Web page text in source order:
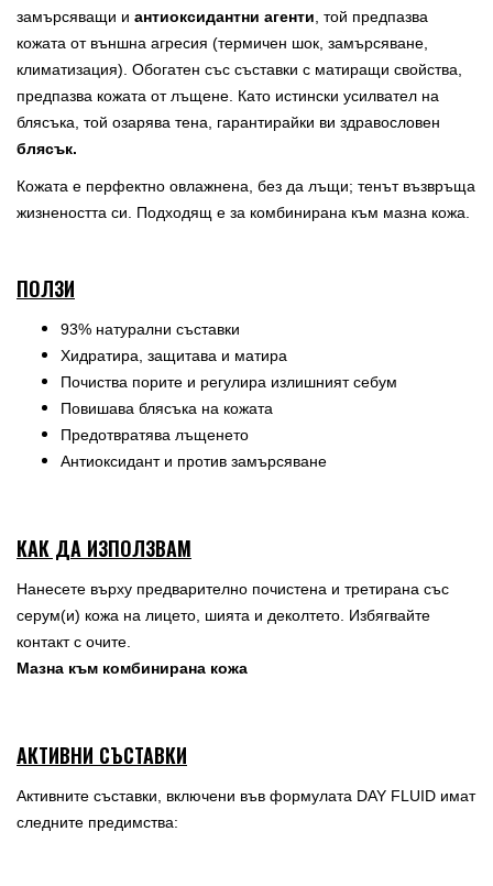
замърсяващи и антиоксидантни агенти , той предпазва
кожата от външна агресия (термичен шок, замърсяване,
климатизация). Обогатен със съставки с матиращи свойства,
предпазва кожата от лъщене. Като истински усилвател на
блясъка, той озарява тена, гарантирайки ви здравословен
блясък.
Кожата е перфектно овлажнена, без да лъщи; тенът възвръща
жизнеността си. Подходящ е за комбинирана към мазна кожа.
ПОЛЗИ
93% натурални съставки
Хидратира, защитава и матира
Почиства порите и регулира излишният себум
Повишава блясъка на кожата
Предотвратява лъщенето
Антиоксидант и против замърсяване
КАК ДА ИЗПОЛЗВАМ
Нанесете върху предварително почистена и третирана със
серум(и) кожа на лицето, шията и деколтето. Избягвайте
контакт с очите.
Мазна към комбинирана кожа
АКТИВНИ СЪСТАВКИ
Активните съставки, включени във формулата DAY FLUID имат
следните предимства: